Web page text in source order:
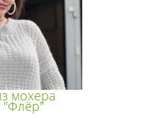
мохера
"Флёр"